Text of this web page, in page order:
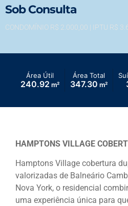
Sob Consulta
CONDOMÍNIO R$ 2.000,00 | IPTU R$
Área Útil
240.92 m²
Área Total
347.30 m²
HAMPTONS VILLAGE
Hamptons Village cobertura
valorizadas de Balneário
Nova York, o residencial
uma experiência única para